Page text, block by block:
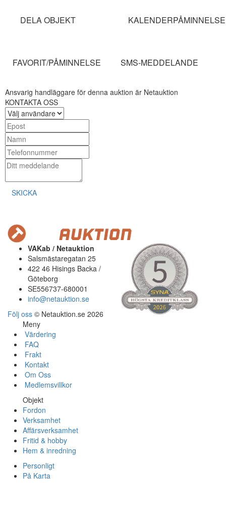
DELA OBJEKT KALENDERPÅMINNELSE
FAVORIT/PÅMINNELSE SMS-MEDDELANDE
Ansvarig handläggare för denna auktion är Netauktion
KONTAKTA OSS
SKICKA
VAKab / Netauktion
Salsmästaregatan 25
422 46 Hisings Backa /
Göteborg
SE556737-680001
info@netauktion.se
Följ oss © Netauktion.se 2026
Meny
Värdering
FAQ
Frakt
Kontakt
Om Oss
Medlemsvillkor
Objekt
Fordon
Verksamhet
Affärsverksamhet
Fritid & hobby
Hem & inredning
Personligt
På Karta